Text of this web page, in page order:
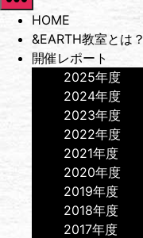
HOME
&EARTH教室とは？
開催レポート
2025年度
2024年度
2023年度
2022年度
2021年度
2020年度
2019年度
2018年度
2017年度